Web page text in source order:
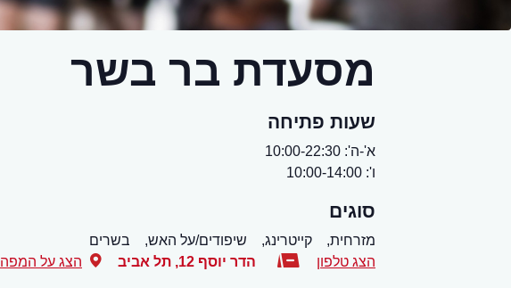
מסעדת בר בשר
שעות פתיחה
א'-ה': 10:00-22:30
ו': 10:00-14:00
סוגים
מזרחית, קייטרינג, שיפודים/על האש,
בשרים
הצג טלפון
הדר יוסף 12 , תל אביב הצג על המפה